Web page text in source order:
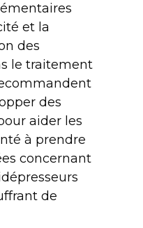
et la
des
le traitement
des
aider les
à prendre
concernant
de